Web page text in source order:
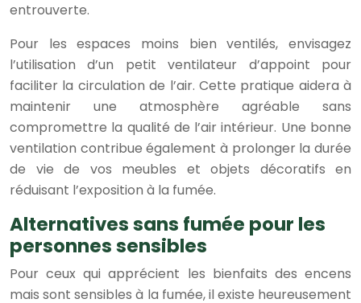
entrouverte.
Pour les espaces moins bien ventilés, envisagez
l’utilisation d’un petit ventilateur d’appoint pour
faciliter la circulation de l’air. Cette pratique aidera à
maintenir une atmosphère agréable sans
compromettre la qualité de l’air intérieur. Une bonne
ventilation contribue également à prolonger la durée
de vie de vos meubles et objets décoratifs en
réduisant l’exposition à la fumée.
Alternatives sans fumée pour les
personnes sensibles
Pour ceux qui apprécient les bienfaits des encens
mais sont sensibles à la fumée, il existe heureusement